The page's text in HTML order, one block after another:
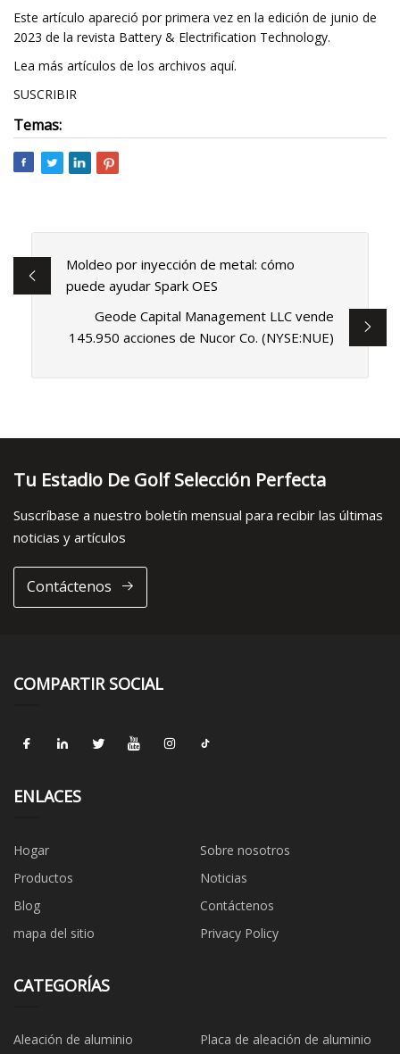
Este artículo apareció por primera vez en la edición de junio de
2023 de la revista Battery & Electrification Technology.
Lea más artículos de los archivos aquí.
SUSCRIBIR
Temas:
Moldeo por inyección de metal: cómo
puede ayudar Spark OES
Geode Capital Management LLC vende
145.950 acciones de Nucor Co. (NYSE:NUE)
Tu Estadio De Golf Selección Perfecta
Suscríbase a nuestro boletín mensual para recibir las últimas
noticias y artículos
Contáctenos
COMPARTIR SOCIAL
ENLACES
Hogar
Sobre nosotros
Productos
Noticias
Blog
Contáctenos
mapa del sitio
Privacy Policy
CATEGORÍAS
Aleación de aluminio Placa de aleación de aluminio